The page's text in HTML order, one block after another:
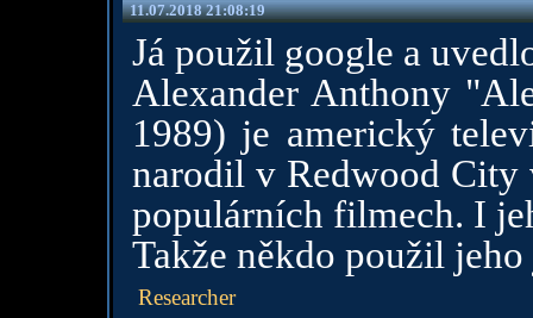
11.07.2018 21:08:19
Já použil google a
Alexander Anthony
1989) je americký
narodil v Redwood
populárních filmech. I
Takže někdo použil jeho
Researcher